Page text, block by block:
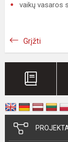
vaikų vasaros
Grįžti